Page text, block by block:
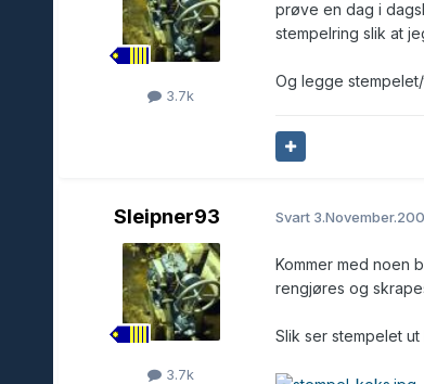
3.7k
prøve en dag i
stempelring slik at
Og legge
Sleipner93
3.7k
Svart
Kommer med noen
rengjøres og
Slik ser stempelet